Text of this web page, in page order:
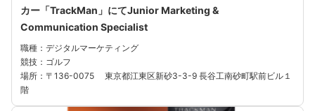
カー「TrackMan」にてJunior Marketing &
Communication Specialist
職種：デジタルマーケティング
競技：ゴルフ
場所：〒136-0075 東京都江東区新砂3-3-9 長谷工南砂町駅前ビル１
階